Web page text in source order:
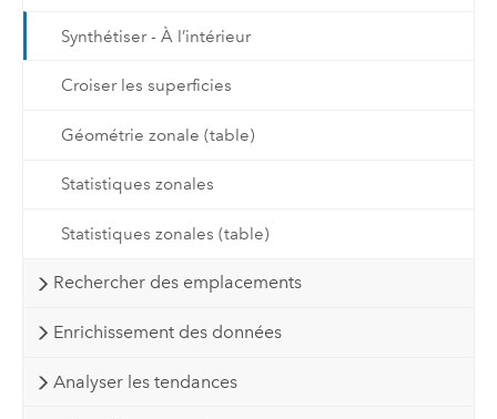
Synthétiser - À l’intérieur
Croiser les superficies
Géométrie zonale (table)
Statistiques zonales
Statistiques zonales (table)
Rechercher des emplacements
Enrichissement des données
Analyser les tendances